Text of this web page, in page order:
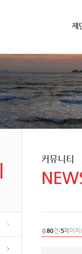
재
커뮤니티
총80건(5페이지)